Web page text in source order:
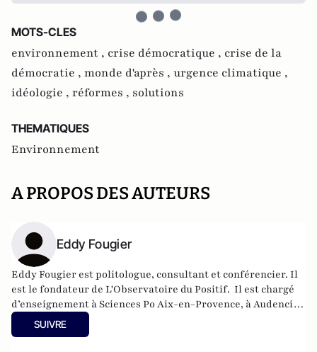
MOTS-CLES
environnement , crise démocratique , crise de la
démocratie , monde d'après , urgence climatique ,
idéologie , réformes , solutions
THEMATIQUES
Environnement
A PROPOS DES AUTEURS
Eddy Fougier
Eddy Fougier est politologue, consultant et conférencier. Il
est le fondateur de L'Observatoire du Positif. Il est chargé
d’enseignement à Sciences Po Aix-en-Provence, à Audencia
Business School (Nantes) et à l’Institut supérieur de
formation au journalisme (ISFJ, Paris).
SUIVRE